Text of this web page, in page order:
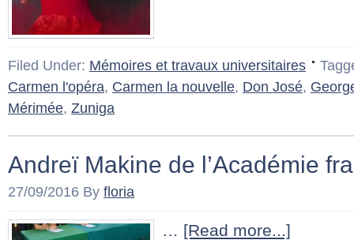
Filed Under: Mémoires et travaux universitaires
Carmen l'opéra, Carmen la nouvelle, Don José,
Mérimée, Zuniga
Andreï Makine de l’Académie
27/09/2016 By floria
… [Read more...]